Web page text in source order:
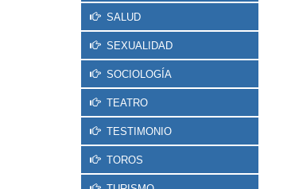
SALUD
SEXUALIDAD
SOCIOLOGÍA
TEATRO
TESTIMONIO
TOROS